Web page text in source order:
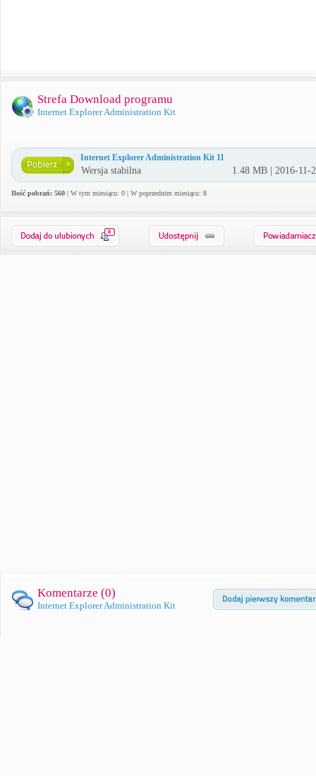
Strefa Download programu
Internet Explorer Administration Kit
Internet Explorer Administration Kit 11
Wersja stabilna 1.48 MB | 2016-11-
Ilość pobrań: 560 | W tym miesiącu: 0 | W poprzednim miesiącu: 8
0
Komentarze (0)
Internet Explorer Administration Kit